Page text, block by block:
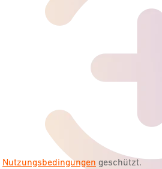
Nutzungsbedingungen geschützt.